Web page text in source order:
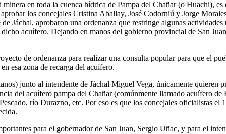
en toda la cuenca hídrica de Pampa del Chañar (o Huachi),
los concejales Cristina Aballay, José Codorniú y Jorge
Jáchal, aprobaron una ordenanza que restringe algunas
acuífero. Dejando en manos del gobierno provincial de San
de ordenanza para realizar una consulta popular para que el
esa zona de recarga del acuífero.
junto al intendente de Jáchal Miguel Vega, únicamente quieren
del acuífero pampa del Chañar (comúnmente llamado acuífero
río Durazno, etc. Por eso es que los concejales oficialistas
para el gobernador de San Juan, Sergio Uñac, y para el